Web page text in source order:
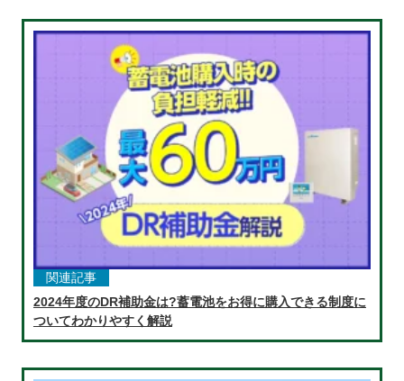
関連記事
2024年度のDR補助金は?蓄電池をお得に購入できる制度に
ついてわかりやすく解説